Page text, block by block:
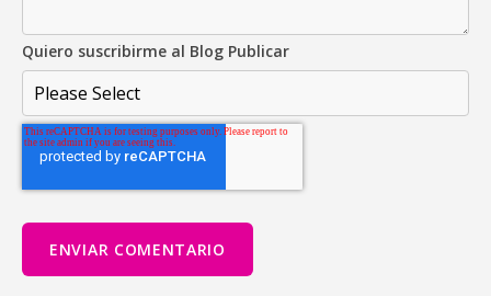
Quiero suscribirme al Blog Publicar